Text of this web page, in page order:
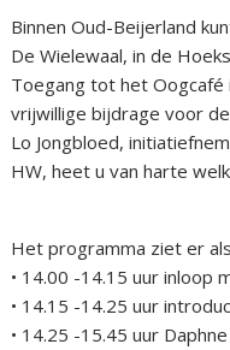
Binnen Oud-Beijerland
De Wielewaal, in de
Toegang tot het Oogcafé
vrijwillige bijdrage voor
Lo Jongbloed,
HW, heet u van harte
Het programma ziet er
• 14.00 -14.15 uur
• 14.15 -14.25 uur
• 14.25 -15.45 uur